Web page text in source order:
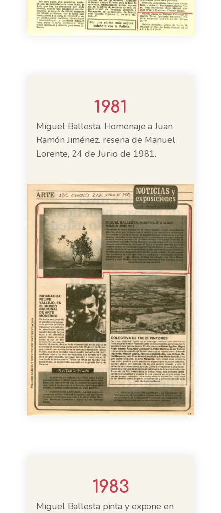
1981
Miguel Ballesta. Homenaje a Juan
Ramón Jiménez. reseña de Manuel
Lorente, 24 de Junio de 1981.
1983
Miguel Ballesta pinta y expone en